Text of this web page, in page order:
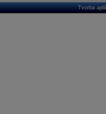
Tvorba